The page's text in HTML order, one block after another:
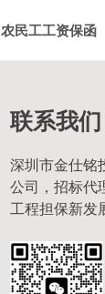
农民工工资保函
联系我们
深圳市金仕铭
公司，招标代
工程担保新发